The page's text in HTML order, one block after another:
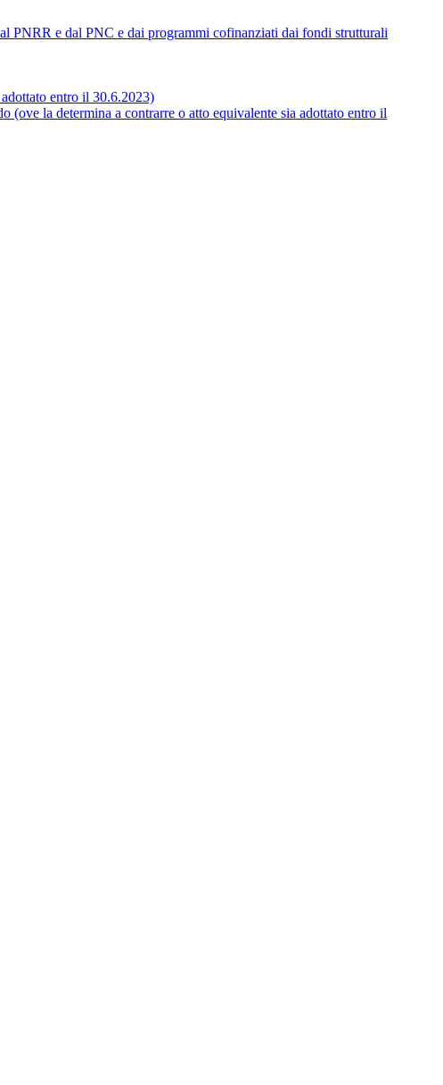
PNRR e dal PNC e dai programmi cofinanziati dai fondi strutturali
entro il 30.6.2023)
la determina a contrarre o atto equivalente sia adottato entro il